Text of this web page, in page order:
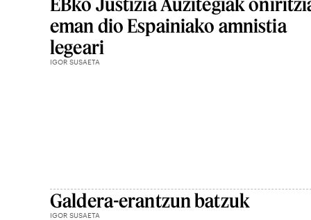
eman dio Espainiako amnistia
legeari
IGOR SUSAETA
Galdera-erantzun batzuk
IGOR SUSAETA